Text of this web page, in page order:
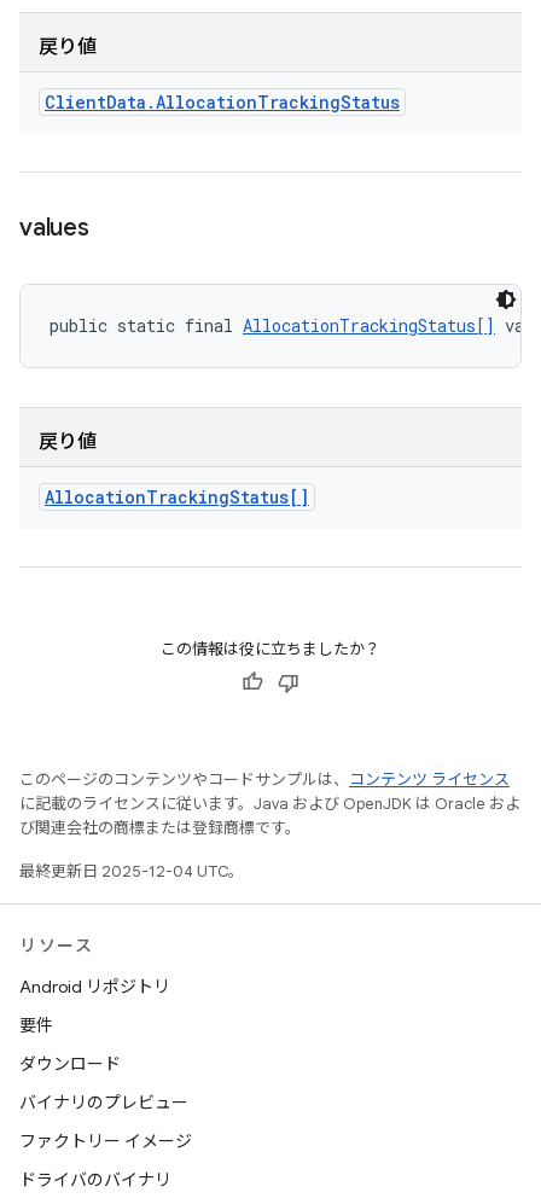
戻り値
ClientData .AllocationTrackingStatus
values
public static final AllocationTrackingStatus[]
戻り値
AllocationTrackingStatus[]
この情報は役に立ちましたか？
このページのコンテンツやコードサンプルは、
コンテンツ ライセンス
に記載のライセンスに従います。Java および OpenJDK は Oracle およ
び関連会社の商標または登録商標です。
最終更新日 2025-12-04 UTC。
リソース
Android リポジトリ
要件
ダウンロード
バイナリのプレビュー
ファクトリー イメージ
ドライバのバイナリ